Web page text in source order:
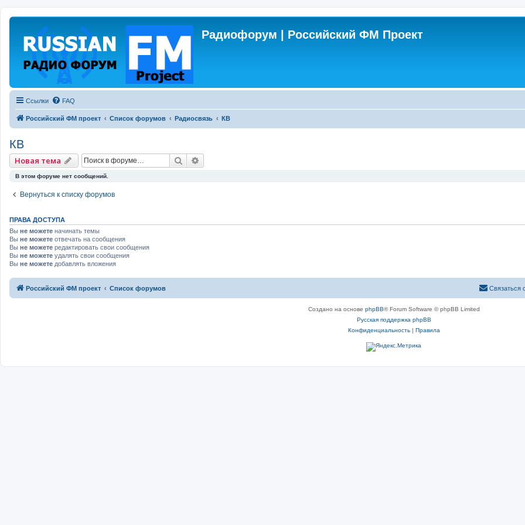
Радиофорум | Российский ФМ Проект
Ссылки FAQ
Российский ФМ проект Список форумов Радиосвязь КВ
КВ
Новая тема Поиск
В этом форуме нет сообщений.
Вернуться к списку форумов
ПРАВА ДОСТУПА
Вы не можете начинать темы
Вы не можете отвечать на сообщения
Вы не можете редактировать свои сообщения
Вы не можете удалять свои сообщения
Вы не можете добавлять вложения
Российский ФМ проект Список форумов Связаться
Создано на основе phpBB® Forum Software © phpBB Limited
Русская поддержка phpBB
Конфиденциальность| Правила